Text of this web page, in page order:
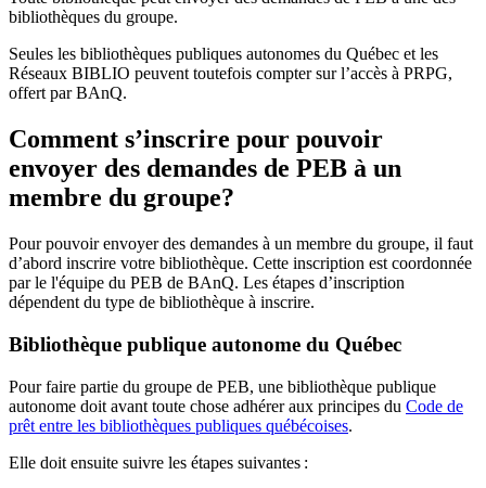
bibliothèques du groupe.
Seules les bibliothèques publiques autonomes du Québec et les
Réseaux BIBLIO peuvent toutefois compter sur l’accès à PRPG,
offert par BAnQ.
Comment s’inscrire pour pouvoir
envoyer des demandes de PEB à un
membre du groupe?
Pour pouvoir envoyer des demandes à un membre du groupe, il faut
d’abord inscrire votre bibliothèque. Cette inscription est coordonnée
par le l'équipe du PEB de BAnQ. Les étapes d’inscription
dépendent du type de bibliothèque à inscrire.
Bibliothèque publique autonome du Québec
Pour faire partie du groupe de PEB, une bibliothèque publique
autonome doit avant toute chose adhérer aux principes du Code de
prêt entre les bibliothèques publiques québécoises.
Elle doit ensuite suivre les étapes suivantes :